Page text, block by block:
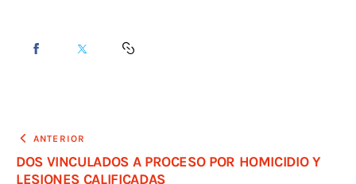
ANTERIOR
DOS VINCULADOS A PROCESO POR HOMICIDIO Y
LESIONES CALIFICADAS